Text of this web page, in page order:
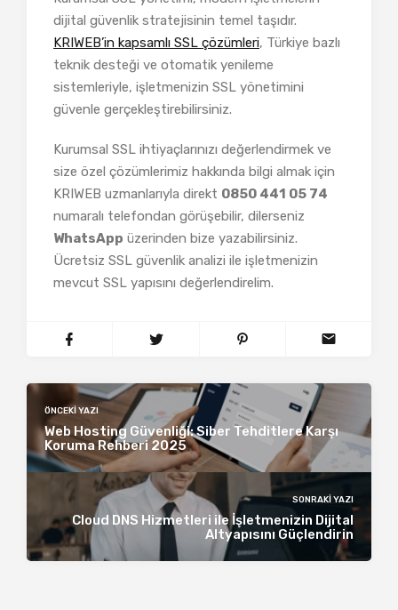
dijital güvenlik stratejisinin temel taşıdır.
KRIWEB’in kapsamlı SSL çözümleri, Türkiye bazlı
teknik desteği ve otomatik yenileme
sistemleriyle, işletmenizin SSL yönetimini
güvenle gerçekleştirebilirsiniz.
Kurumsal SSL ihtiyaçlarınızı değerlendirmek ve
size özel çözümlerimiz hakkında bilgi almak için
KRIWEB uzmanlarıyla direkt 0850 441 05 74
numaralı telefondan görüşebilir, dilerseniz
WhatsApp üzerinden bize yazabilirsiniz.
Ücretsiz SSL güvenlik analizi ile işletmenizin
mevcut SSL yapısını değerlendirelim.
ÖNCEKI YAZI
Web Hosting Güvenliği: Siber Tehditlere Karşı
Koruma Rehberi 2025
SONRAKI YAZI
Cloud DNS Hizmetleri ile İşletmenizin Dijital
Altyapısını Güçlendirin